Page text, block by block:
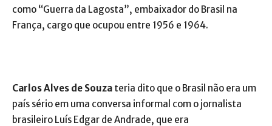
como “Guerra da Lagosta”, embaixador do Brasil na
França, cargo que ocupou entre 1956 e 1964.
Carlos Alves de Souza teria dito que o Brasil não era um
país sério em uma conversa informal com o jornalista
brasileiro Luís Edgar de Andrade, que era